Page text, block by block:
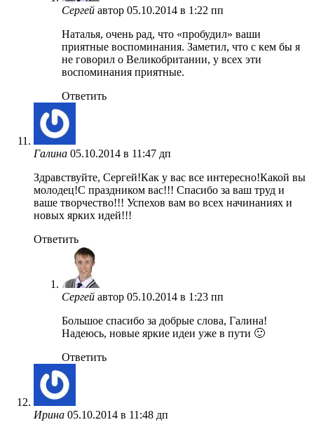
Сергей автор 05.10.2014 в 1:22 пп
Наталья, очень рад, что «пробудил» ваши
приятные воспоминания. Заметил, что с кем бы я
не говорил о Великобритании, у всех эти
воспоминания приятные.
Ответить
Галина 05.10.2014 в 11:47 дп
Здравствуйте, Сергей!Как у вас все интересно!Какой вы
молодец!С праздником вас!!! Спасибо за ваш труд и
ваше творчество!!! Успехов вам во всех начинаниях и
новых ярких идей!!!
Ответить
Сергей автор 05.10.2014 в 1:23 пп
Большое спасибо за добрые слова, Галина!
Надеюсь, новые яркие идеи уже в пути 🙂
Ответить
Ирина 05.10.2014 в 11:48 дп